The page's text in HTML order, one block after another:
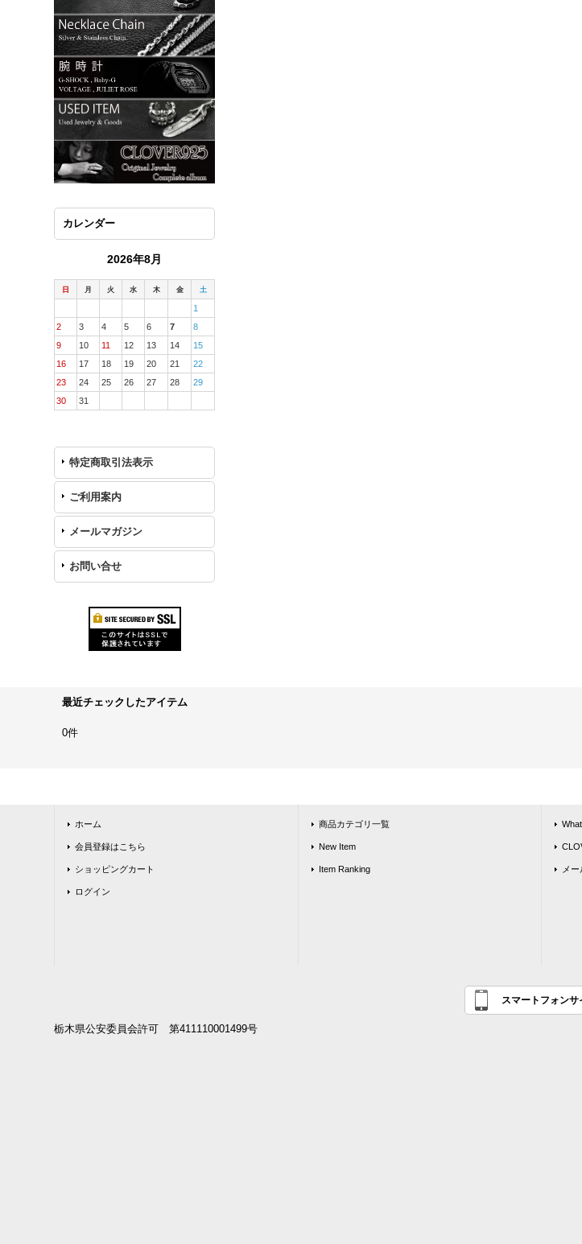
カレンダー
2026年8月
日 月 火 水 木 金 土
1
2
3 4 5 6 7
8
9
10 11 12 13 14
15
16
17 18 19 20 21
22
23
24 25 26 27 28
29
30
31
特定商取引法表示
ご利用案内
メールマガジン
お問い合せ
最近チェックしたアイテム
0件
ホーム
会員登録はこちら
ショッピングカート
ログイン
商品カテゴリ一覧
New Item
Item Ranking メ
スマートフォンサ
栃木県公安委員会許可 第411110001499号